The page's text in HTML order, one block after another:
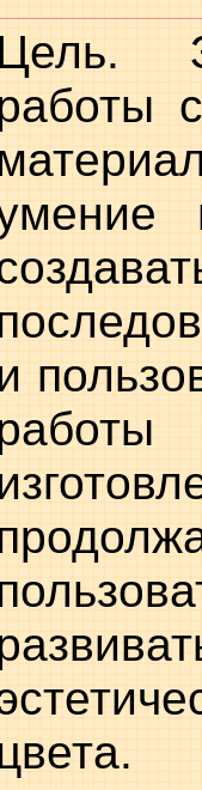
Цель.